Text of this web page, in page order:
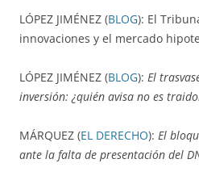
LÓPEZ JIMÉNEZ (BLOG): El
innovaciones y el mercado
LÓPEZ JIMÉNEZ (BLOG): El
inversión: ¿quién avisa no es
MÁRQUEZ (EL DERECHO): El
ante la falta de presentación del